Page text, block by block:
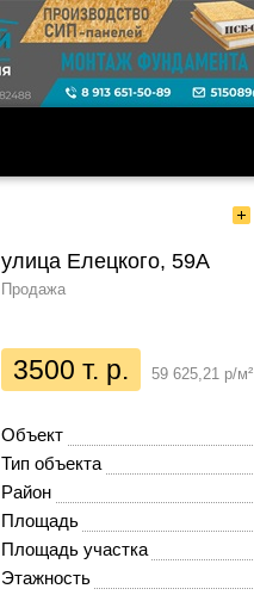
Продажа
улица Елецкого, 59А
3500 т. р. 59 625,21 р/м²
Объект
Тип объекта
Район
Площадь
Площадь участка
Этажность